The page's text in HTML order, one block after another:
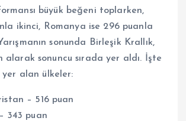
büyük beğeni toplarken,
ikinci, Romanya ise 296 puanla
sonunda Birleşik Krallık,
alarak sonuncu sırada yer aldı. İşte
yer alan ülkeler:
– 516 puan
343 puan